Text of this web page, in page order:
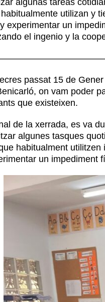
utilizan y
experimentar un
el ingenio y la
passat 15 de
on vam poder
que existeixen.
de la xerrada, es va
algunes tasques
habitualment
un impediment